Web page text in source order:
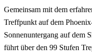
Gemeinsam mit dem
Treffpunkt auf dem
Sonnenuntergang auf dem
führt über den 99 Stufen